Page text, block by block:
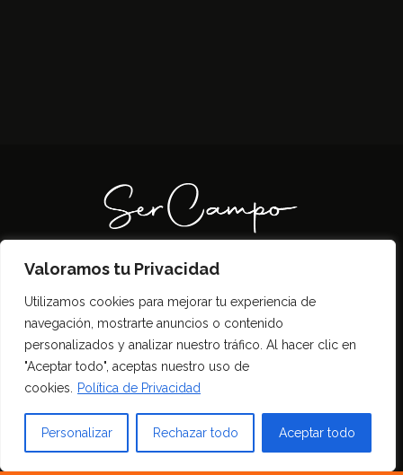
Valoramos tu Privacidad
Utilizamos cookies para mejorar tu experiencia de
navegación, mostrarte anuncios o contenido
personalizados y analizar nuestro tráfico. Al hacer clic en
"Aceptar todo", aceptas nuestro uso de
cookies.
Política de Privacidad
Personalizar Rechazar todo Aceptar todo
(2023)